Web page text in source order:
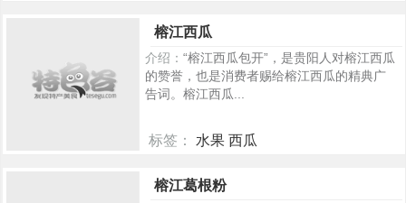
榕江西瓜
介绍： “榕江西瓜包开”，是贵阳人对榕江西瓜
的赞誉，也是消费者赐给榕江西瓜的精典广
告词。榕江西瓜...
标签： 水果 西瓜
榕江葛根粉